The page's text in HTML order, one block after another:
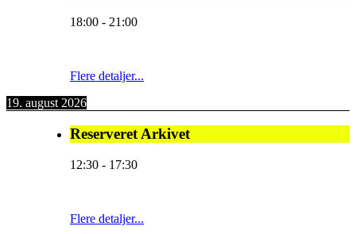
18:00 - 21:00
Flere detaljer...
19. august 2026
Reserveret Arkivet
12:30 - 17:30
Flere detaljer...